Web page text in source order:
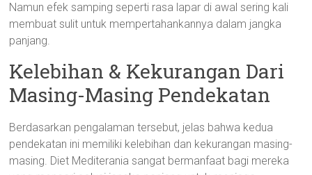
Namun efek samping seperti rasa lapar di awal sering kali
membuat sulit untuk mempertahankannya dalam jangka
panjang.
Kelebihan & Kekurangan Dari
Masing-Masing Pendekatan
Berdasarkan pengalaman tersebut, jelas bahwa kedua
pendekatan ini memiliki kelebihan dan kekurangan masing-
masing. Diet Mediterania sangat bermanfaat bagi mereka